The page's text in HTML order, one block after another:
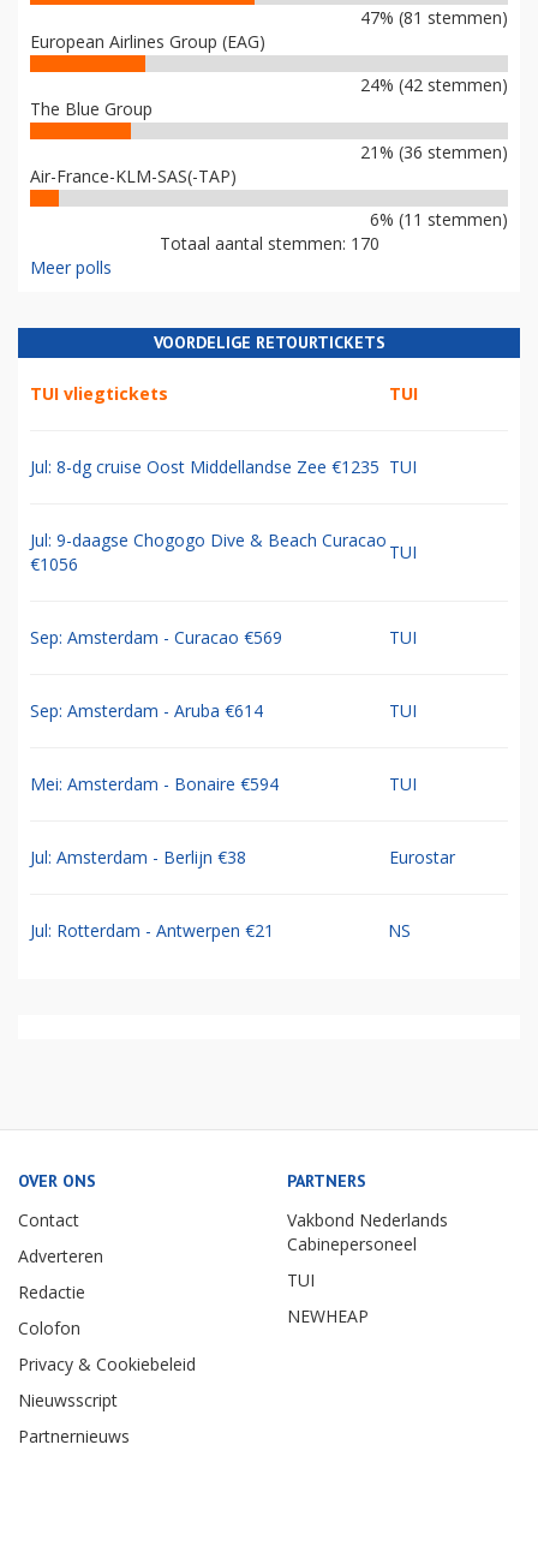
47% (81 stemmen)
European Airlines Group (EAG)
24% (42 stemmen)
The Blue Group
21% (36 stemmen)
Air-France-KLM-SAS(-TAP)
6% (11 stemmen)
Totaal aantal stemmen: 170
Meer polls
VOORDELIGE RETOURTICKETS
TUI vliegtickets TUI
Jul: 8-dg cruise Oost Middellandse Zee €1235 TUI
Jul: 9-daagse Chogogo Dive & Beach Curacao
€1056
TUI
Sep: Amsterdam - Curacao €569 TUI
Sep: Amsterdam - Aruba €614 TUI
Mei: Amsterdam - Bonaire €594 TUI
Jul: Amsterdam - Berlijn €38 Eurostar
Jul: Rotterdam - Antwerpen €21 NS
OVER ONS
Contact
Adverteren
Redactie
Colofon
Privacy & Cookiebeleid
Nieuwsscript
Partnernieuws
PARTNERS
Vakbond Nederlands
Cabinepersoneel
TUI
NEWHEAP